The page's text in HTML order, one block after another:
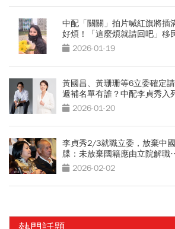
中配「關關」拍片喊紅旗將插
好煩！「這麼煩就請回吧」移
2026-01-19
黃國昌、黃珊珊等6立委確定
遞補名單有誰？中配李貞秀入
2026-01-20
李貞秀2/3就職立委，放棄中
牒：未放棄國籍應由立院解
2026-02-02